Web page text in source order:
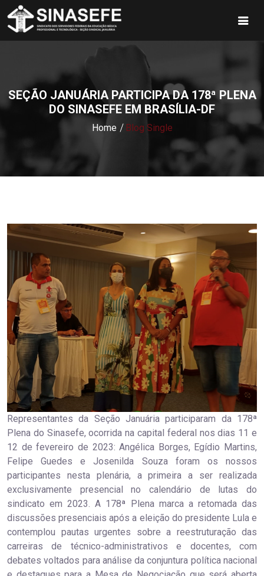
SEÇÃO JANUÁRIA PARTICIPA DA 178ª PLENA
DO SINASEFE EM BRASÍLIA-DF
Home Blog Single
Representantes da Seção Januária participaram da 178ª
Plena do Sinasefe, ocorrida na capital federal nos dias 11 e
12 de fevereiro de 2023: Angélica Borges, Egídio Martins,
Felipe Guedes e Josenilda Souza foram os nossos
participantes nesta plenária, a primeira a ser realizada
exclusivamente presencial no calendário de lutas do
sindicato em 2023. A 178ª Plena marca a retomada das
discussões presenciais após a eleição do presidente Lula e
contemplou pautas urgentes sobre a reestruturação das
carreiras de técnico-administrativos e docentes, com
debates voltados para análise da conjuntura política nacional